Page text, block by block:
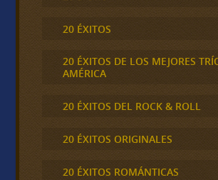
20 ÉXITOS
20 ÉXITOS DE LOS MEJORES
AMÉRICA
20 ÉXITOS DEL ROCK & ROLL
20 ÉXITOS ORIGINALES
20 ÉXITOS ROMÁNTICAS